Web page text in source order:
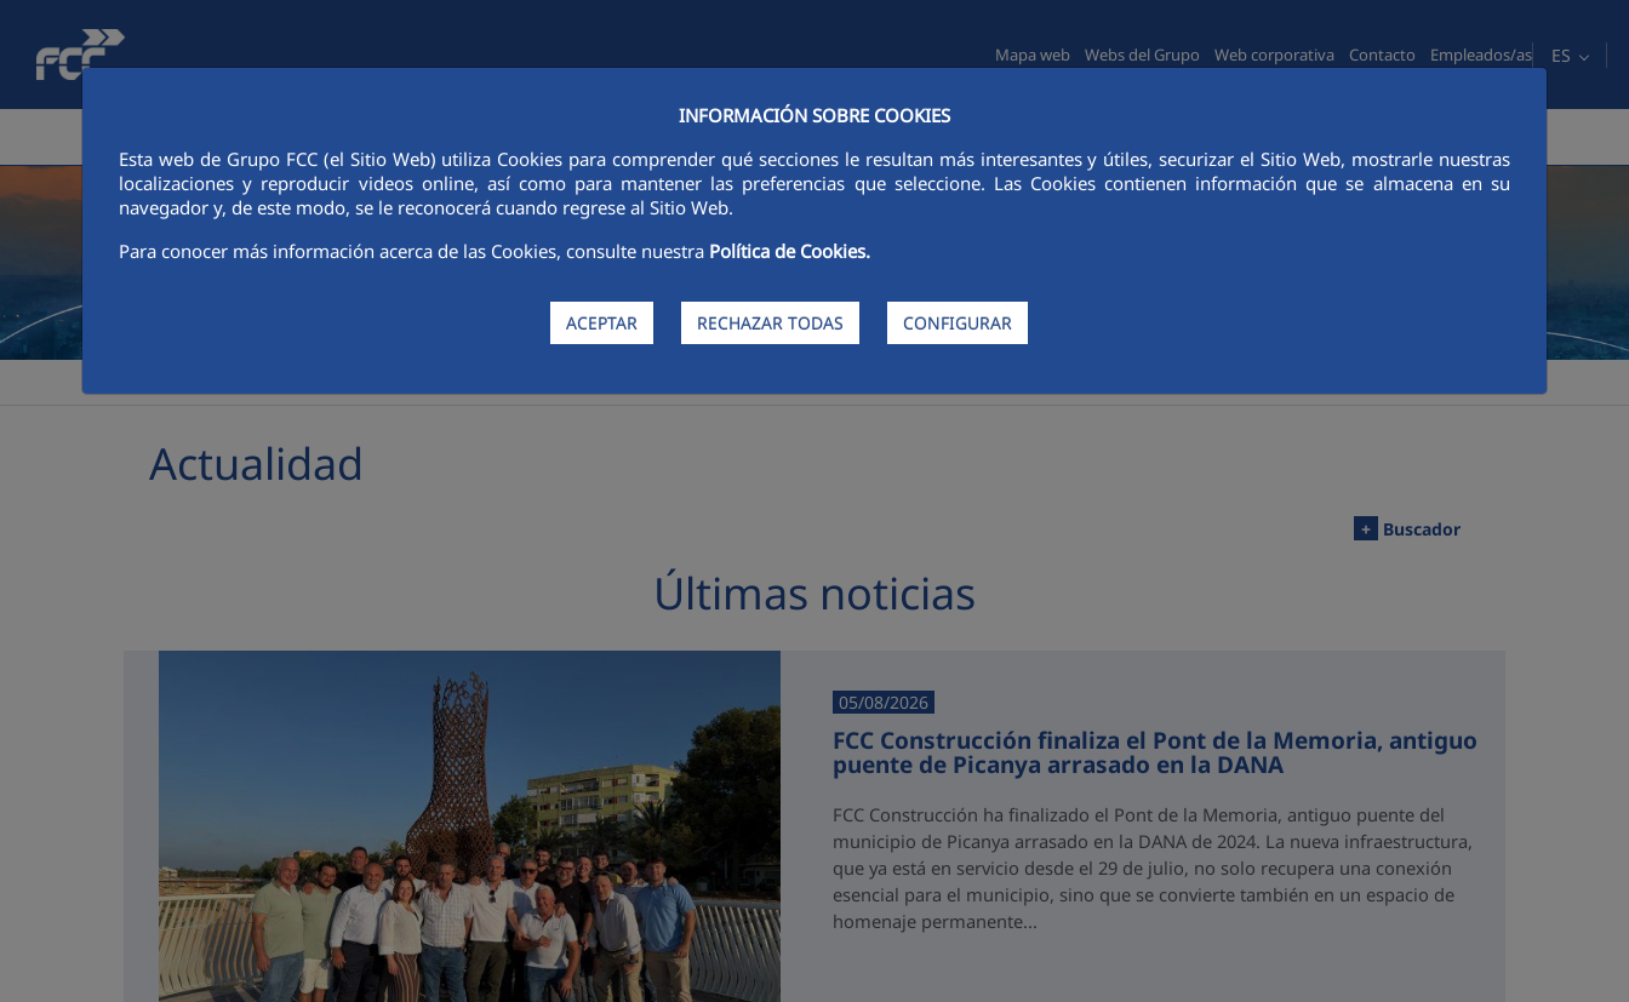
Saltar al contenido principal
INFORMACIÓN SOBRE COOKIES
Esta web de Grupo FCC (el Sitio Web) utiliza Cookies para comprender qué secciones le resultan más interesantes y útiles, securizar el Sitio Web, mostrarle nuestras
localizaciones y reproducir videos online, así como para mantener las preferencias que seleccione. Las Cookies contienen información que se almacena en su
navegador y, de este modo, se le reconocerá cuando regrese al Sitio Web.
Para conocer más información acerca de las Cookies, consulte nuestra Política de Cookies.
ACEPTAR RECHAZAR TODAS CONFIGURAR
Mapa web Webs del Grupo Web corporativa Contacto Empleados/as ES
Actualidad
+ Buscador
Últimas noticias
05/08/2026
FCC Construcción finaliza el Pont de la Memoria, antiguo
puente de Picanya arrasado en la DANA
FCC Construcción ha finalizado el Pont de la Memoria, antiguo puente del
municipio de Picanya arrasado en la DANA de 2024. La nueva infraestructura,
que ya está en servicio desde el 29 de julio, no solo recupera una conexión
esencial para el municipio, sino que se convierte también en un espacio de
homenaje permanente...